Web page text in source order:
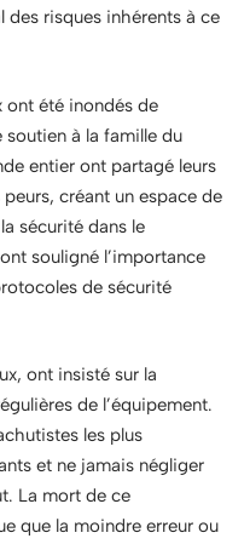
risques inhérents à ce
ont été inondés de
soutien à la famille du
entier ont partagé leurs
créant un espace de
sécurité dans le
souligné l’importance
de sécurité
ont insisté sur la
de l’équipement.
les plus
et ne jamais négliger
La mort de ce
que la moindre erreur ou